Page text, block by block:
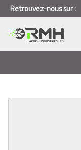
Retrouvez-nous sur :